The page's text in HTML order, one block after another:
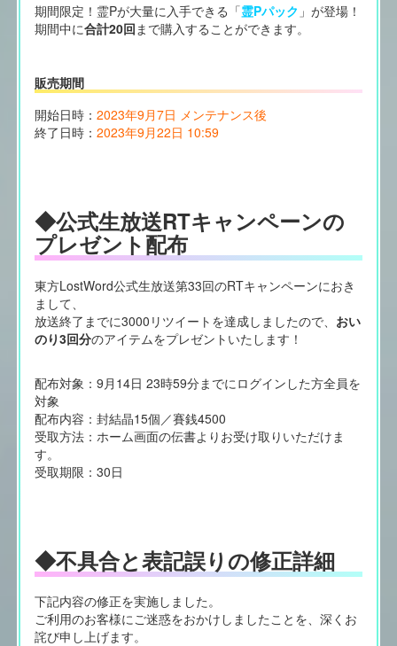
期間限定！霊Pが大量に入手できる「霊Pパック 」が登場！
期間中に合計20回 まで購入することができます。
販売期間
開始日時： 2023年9月7日 メンテナンス後
終了日時： 2023年9月22日 10:59
◆公式生放送RTキャンペーンの
プレゼント配布
東方LostWord公式生放送第33回のRTキャンペーンにおき
まして、
放送終了までに3000リツイートを達成しましたので、 おい
のり3回分のアイテムをプレゼントいたします！
配布対象：9月14日 23時59分までにログインした方全員を
対象
配布内容：封結晶15個／賽銭4500
受取方法：ホーム画面の伝書よりお受け取りいただけま
す。
受取期限：30日
◆不具合と表記誤りの修正詳細
下記内容の修正を実施しました。
ご利用のお客様にご迷惑をおかけしましたことを、深くお
詫び申し上げます。